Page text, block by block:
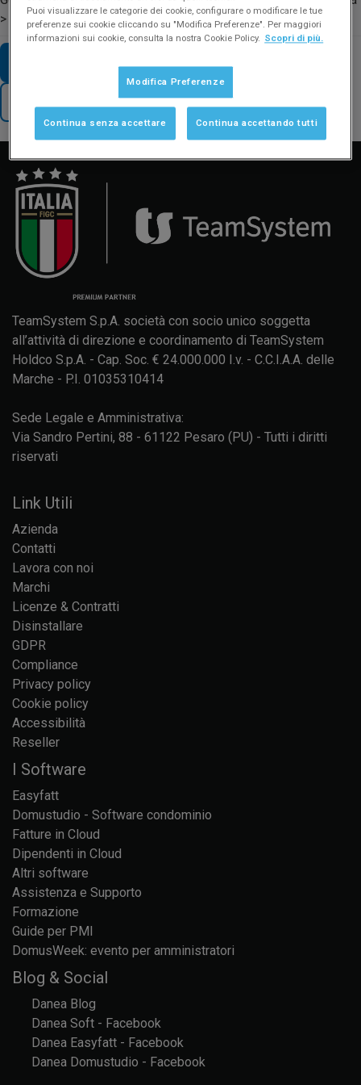
> Scegli percorso.
TORNA AL SUPPORTO
Manuale d'uso Formazione Aggiornamenti
TeamSystem S.p.A. società con socio unico soggetta
all’attività di direzione e coordinamento di TeamSystem
Holdco S.p.A. - Cap. Soc. € 24.000.000 I.v. - C.C.I.A.A. delle
Marche - P.I. 01035310414
Sede Legale e Amministrativa:
Via Sandro Pertini, 88 - 61122 Pesaro (PU) - Tutti i diritti
riservati
Link Utili
Azienda
Contatti
Lavora con noi
Marchi
Licenze & Contratti
Disinstallare
GDPR
Compliance
Privacy policy
Cookie policy
Accessibilità
Reseller
I Software
Easyfatt
Domustudio - Software condominio
Fatture in Cloud
Dipendenti in Cloud
Altri software
Assistenza e Supporto
Formazione
Guide per PMI
DomusWeek: evento per amministratori
Blog & Social
Danea Blog
Danea Soft - Facebook
Danea Easyfatt - Facebook
Danea Domustudio - Facebook
Puoi visualizzare le categorie dei cookie, configurare o modificare le tue
preferenze sui cookie cliccando su "Modifica Preferenze". Per maggiori
informazioni sui cookie, consulta la nostra Cookie Policy. Scopri di più.
Modifica Preferenze
Continua senza accettare Continua accettando tutti